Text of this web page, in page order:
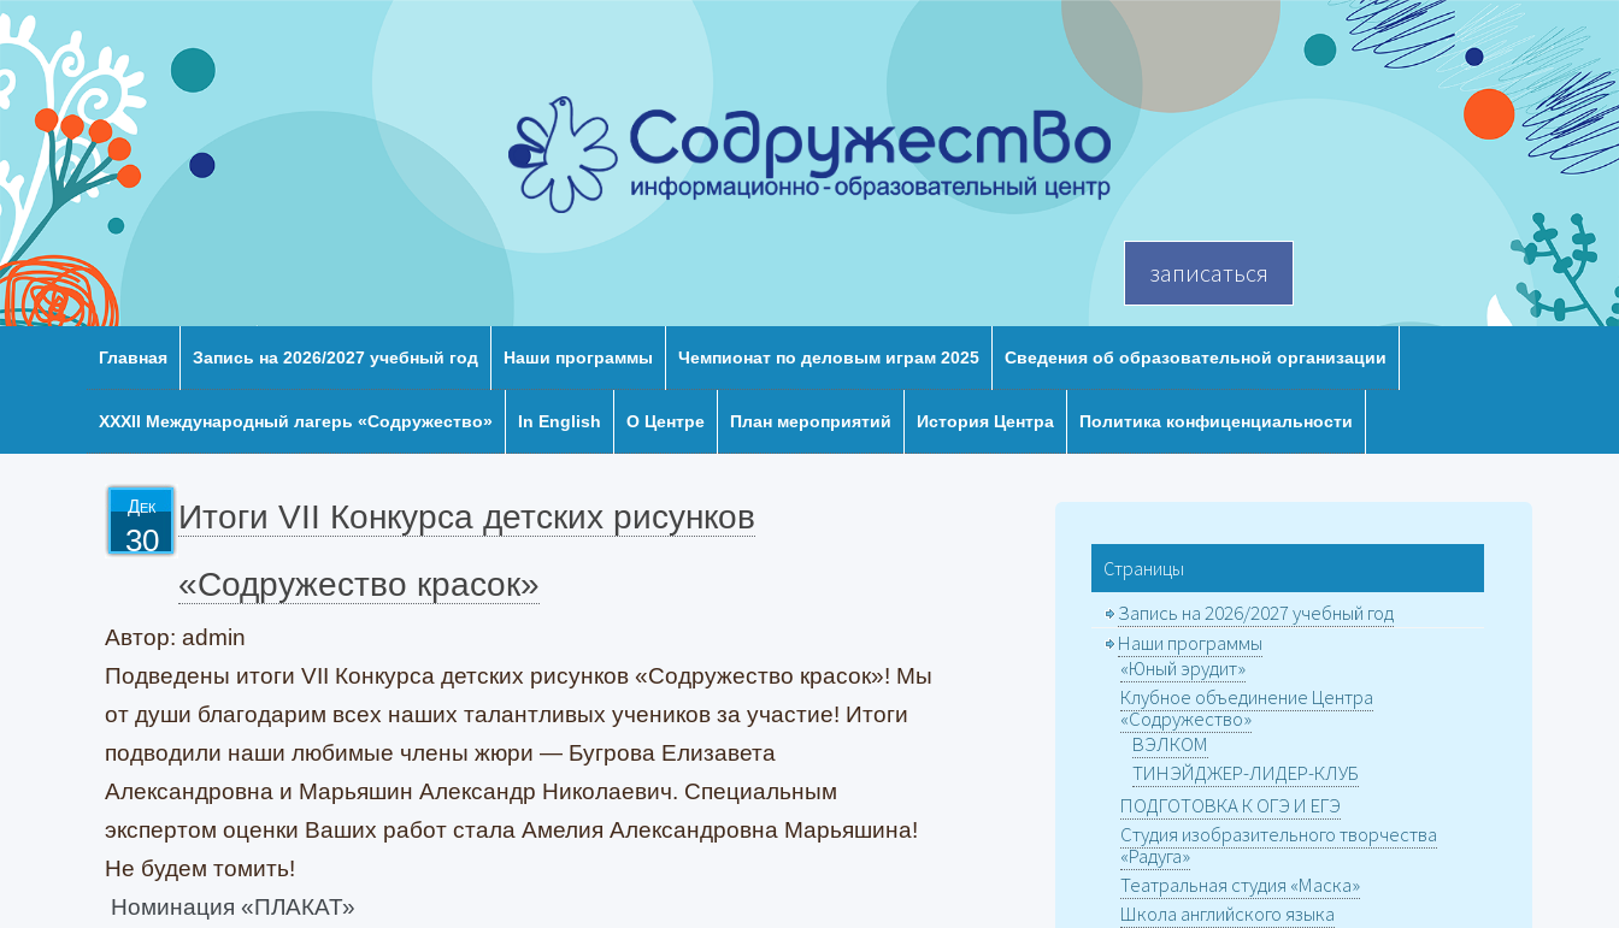
записаться
Главная Запись на 2026/2027 учебный год Наши программы Чемпионат по деловым играм 2025 Сведения об образовательной организации
XXХII Международный лагерь «Содружество» In English О Центре План мероприятий История Центра Политика конфиценциальности
Страницы
Запись на 2026/2027 учебный год
Наши программы
«Юный эрудит»
Клубное объединение Центра
«Содружество»
ВЭЛКОМ
ТИНЭЙДЖЕР-ЛИДЕР-КЛУБ
ПОДГОТОВКА К ОГЭ И ЕГЭ
Студия изобразительного творчества
«Радуга»
Театральная студия «Маска»
Школа английского языка
Дек
30
Итоги VII Конкурса детских рисунков
«Содружество красок»
Автор: admin
Подведены итоги VII Конкурса детских рисунков «Содружество красок»! Мы
от души благодарим всех наших талантливых учеников за участие! Итоги
подводили наши любимые члены жюри — Бугрова Елизавета
Александровна и Марьяшин Александр Николаевич. Специальным
экспертом оценки Ваших работ стала Амелия Александровна Марьяшина!
Не будем томить!
Номинация «ПЛАКАТ»